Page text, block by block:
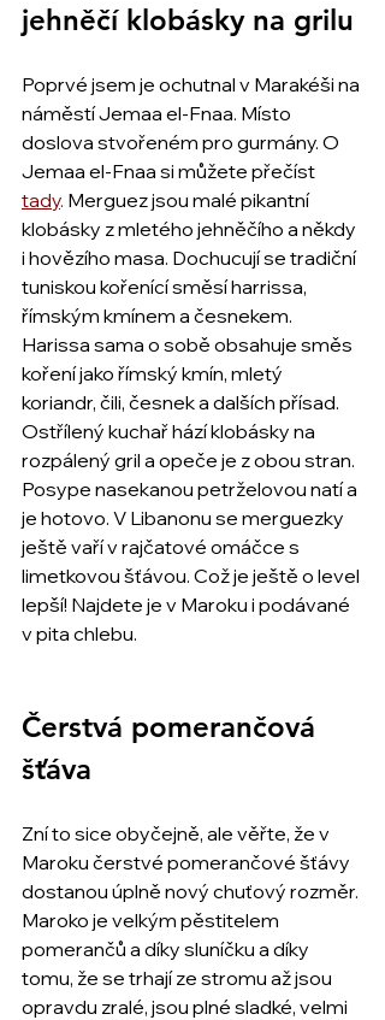
jehněčí klobásky na grilu
Poprvé jsem je ochutnal v Marakéši na
náměstí Jemaa el-Fnaa. Místo
doslova stvořeném pro gurmány. O
Jemaa el-Fnaa si můžete přečíst
tady. Merguez jsou malé pikantní
klobásky z mletého jehněčího a někdy
i hovězího masa. Dochucují se tradiční
tuniskou kořenící směsí harrissa,
římským kmínem a česnekem.
Harissa sama o sobě obsahuje směs
koření jako římský kmín, mletý
koriandr, čili, česnek a dalších přísad.
Ostřílený kuchař hází klobásky na
rozpálený gril a opeče je z obou stran.
Posype nasekanou petrželovou natí a
je hotovo. V Libanonu se merguezky
ještě vaří v rajčatové omáčce s
limetkovou šťávou. Což je ještě o level
lepší! Najdete je v Maroku i podávané
v pita chlebu.
Čerstvá pomerančová
šťáva
Zní to sice obyčejně, ale věřte, že v
Maroku čerstvé pomerančové šťávy
dostanou úplně nový chuťový rozměr.
Maroko je velkým pěstitelem
pomerančů a díky sluníčku a díky
tomu, že se trhají ze stromu až jsou
opravdu zralé, jsou plné sladké, velmi